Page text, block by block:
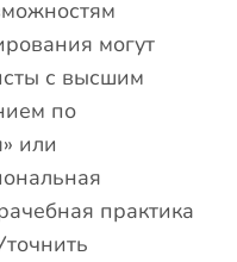
могут
с высшим
по
или
практика